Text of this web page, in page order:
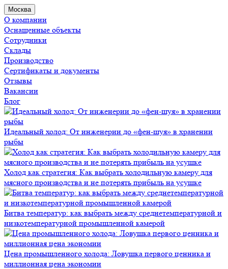
Москва
О компании
Оснащенные объекты
Сотрудники
Склады
Производство
Сертификаты и документы
Отзывы
Вакансии
Блог
Идеальный холод: От инженерии до «фен-шуя» в хранении
рыбы
Холод как стратегия: Как выбрать холодильную камеру для
мясного производства и не потерять прибыль на усушке
Битва температур: как выбрать между среднетемпературной и
низкотемпературной промышленной камерой
Цена промышленного холода: Ловушка первого ценника и
миллионная цена экономии